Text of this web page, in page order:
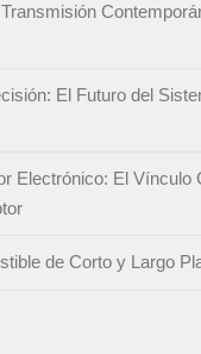
El Futuro del
Electrónico: El Vínculo
de Corto y Largo